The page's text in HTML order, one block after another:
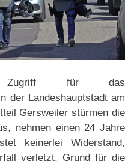
Zugriff für das
der Landeshauptstadt am
Gersweiler stürmen die
nehmen einen 24 Jahre
keinerlei Widerstand,
verletzt. Grund für die